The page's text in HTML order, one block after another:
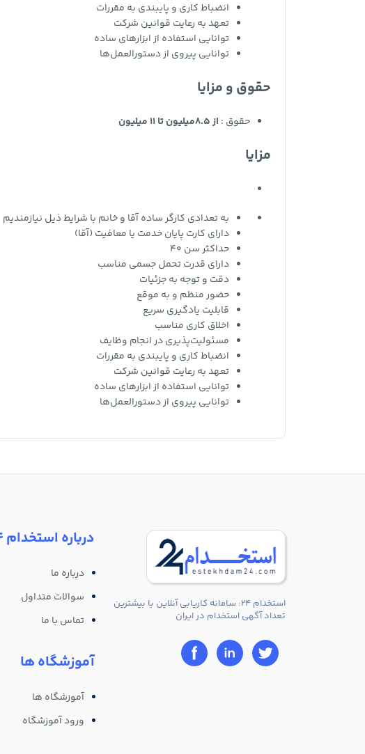
انضباط کاری و پایبندی به مقررات
تعهد به رعایت قوانین شرکت
توانایی استفاده از ابزارهای ساده
توانایی پیروی از دستورالعمل‌ها
حقوق و مزایا
حقوق : از 8.5میلیون تا 11 میلیون
مزایا
به تعدادی کارگر ساده آقا و خانم با شرایط ذیل نیازمندیم
دارای کارت پایان خدمت یا معافیت (آقا)
حداکثر سن 40
دارای قدرت تحمل جسمی مناسب
دقت و توجه به جزئیات
حضور منظم و به موقع
قابلیت یادگیری سریع
اخلاق کاری مناسب
مسئولیت‌پذیری در انجام وظایف
انضباط کاری و پایبندی به مقررات
تعهد به رعایت قوانین شرکت
توانایی استفاده از ابزارهای ساده
توانایی پیروی از دستورالعمل‌ها
استخدام 24: سامانه کاریابی آنلاین با بیشترین
تعداد آگهی استخدام در ایران
درباره استخدام 24
درباره ما
سوالات متداول
تماس با ما
آموزشگاه ها
آموزشگاه ها
ورود آموزشگاه